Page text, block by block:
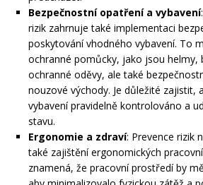
Bezpečnostní opatření a vybavení
rizik zahrnuje také implementaci
poskytování vhodného vybavení. To
ochranné pomůcky, jako jsou helmy,
ochranné oděvy, ale také
nouzové východy. Je důležité zajistit,
vybavení pravidelně kontrolováno a
stavu.
Ergonomie a zdraví: Prevence rizik
také zajištění ergonomických
znamená, že pracovní prostředí by